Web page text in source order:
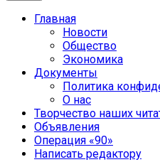
Главная
Новости
Общество
Экономика
Документы
Политика
О нас
Творчество наших
Объявления
Операция «90»
Написать редактору